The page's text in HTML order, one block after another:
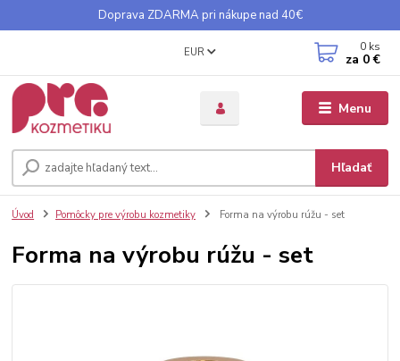
Doprava ZDARMA pri nákupe nad 40€
Menu
EUR
Hľadať
0 ks
za 0 €
Úvod Pomôcky pre výrobu kozmetiky Forma na výrobu rúžu - set
Forma na výrobu rúžu - set